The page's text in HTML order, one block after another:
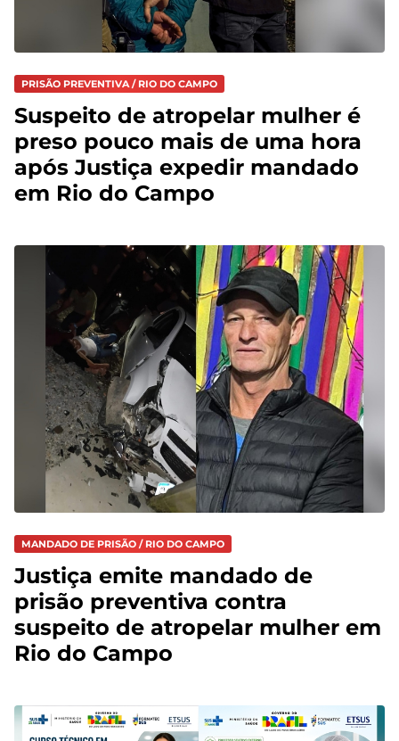
PRISÃO PREVENTIVA / RIO DO CAMPO
Suspeito de atropelar mulher é
preso pouco mais de uma hora
após Justiça expedir mandado
em Rio do Campo
MANDADO DE PRISÃO / RIO DO CAMPO
Justiça emite mandado de
prisão preventiva contra
suspeito de atropelar mulher em
Rio do Campo